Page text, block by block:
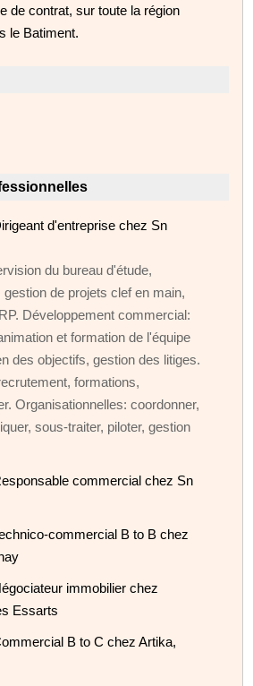
de contrat, sur toute la région
le Batiment.
d'entreprise chez Sn
du bureau d'étude,
de projets clef en main,
Développement commercial:
et formation de l'équipe
des objectifs, gestion des litiges.
formations,
Organisationnelles: coordonner,
sous-traiter, piloter, gestion
commercial chez Sn
commercial B to B chez
immobilier chez
Essarts
B to C chez Artika,